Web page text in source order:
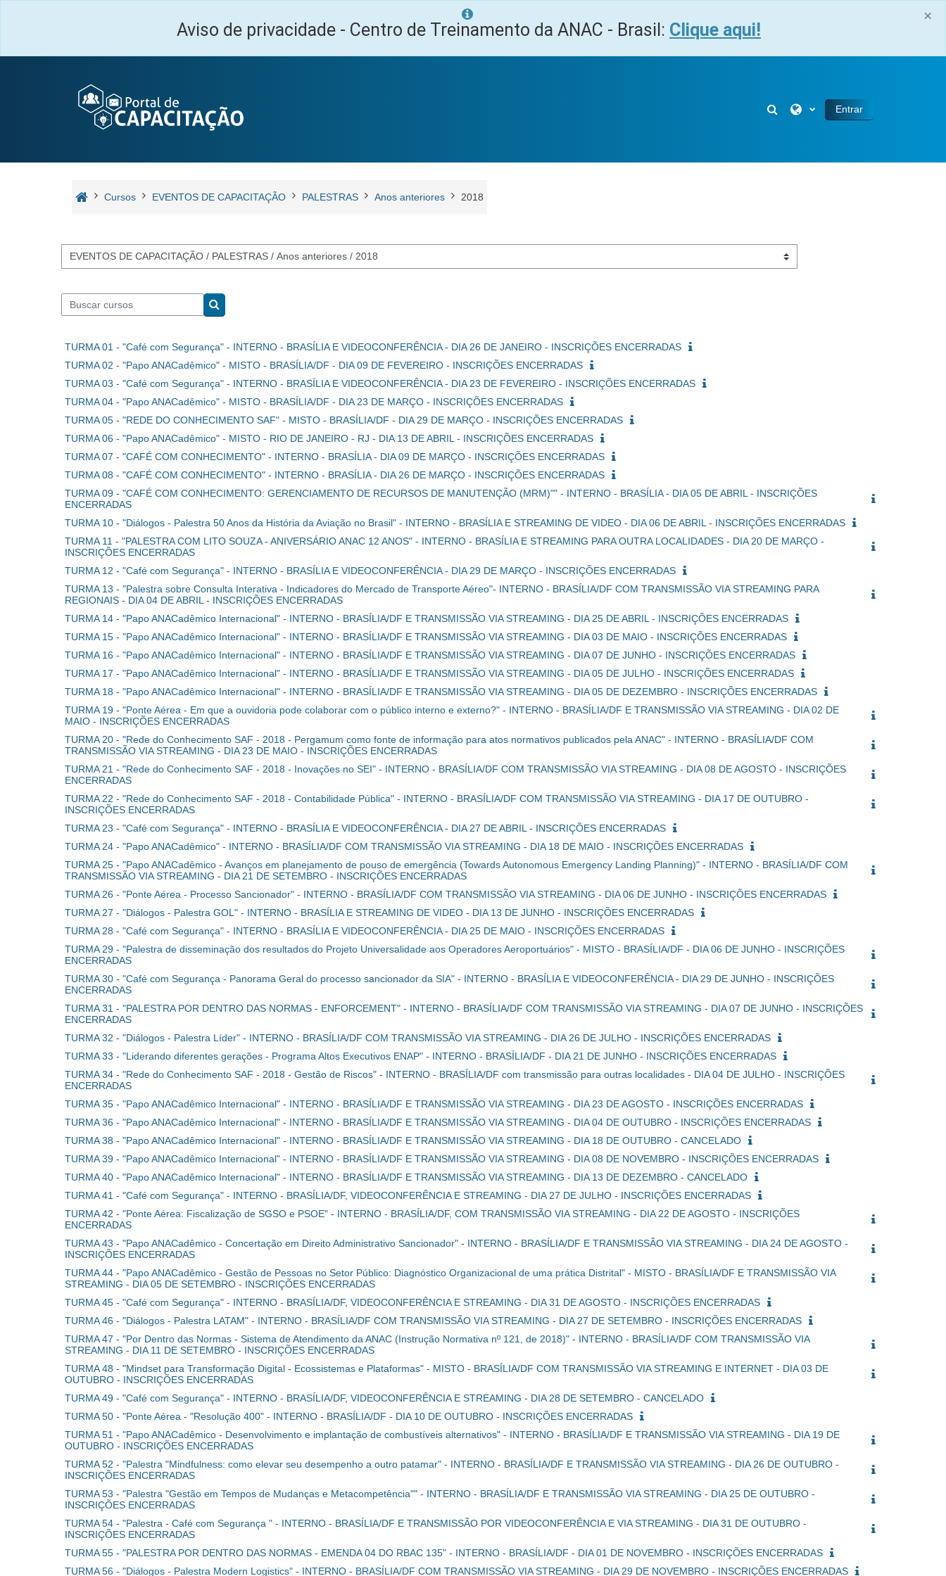
×
Aviso de privacidade - Centro de Treinamento da ANAC - Brasil: Clique aqui!
Alternar entrada de pesquisa
Entrar
Cursos EVENTOS DE CAPACITAÇÃO PALESTRAS Anos anteriores 2018
Categorias de Cursos
Buscar cursos
Buscar cursos
TURMA 01 - "Café com Segurança" - INTERNO - BRASÍLIA E VIDEOCONFERÊNCIA - DIA 26 DE JANEIRO - INSCRIÇÕES ENCERRADAS
TURMA 02 - "Papo ANACadêmico" - MISTO - BRASÍLIA/DF - DIA 09 DE FEVEREIRO - INSCRIÇÕES ENCERRADAS
TURMA 03 - "Café com Segurança" - INTERNO - BRASÍLIA E VIDEOCONFERÊNCIA - DIA 23 DE FEVEREIRO - INSCRIÇÕES ENCERRADAS
TURMA 04 - "Papo ANACadêmico" - MISTO - BRASÍLIA/DF - DIA 23 DE MARÇO - INSCRIÇÕES ENCERRADAS
TURMA 05 - "REDE DO CONHECIMENTO SAF" - MISTO - BRASÍLIA/DF - DIA 29 DE MARÇO - INSCRIÇÕES ENCERRADAS
TURMA 06 - "Papo ANACadêmico" - MISTO - RIO DE JANEIRO - RJ - DIA 13 DE ABRIL - INSCRIÇÕES ENCERRADAS
TURMA 07 - "CAFÉ COM CONHECIMENTO" - INTERNO - BRASÍLIA - DIA 09 DE MARÇO - INSCRIÇÕES ENCERRADAS
TURMA 08 - "CAFÉ COM CONHECIMENTO" - INTERNO - BRASÍLIA - DIA 26 DE MARÇO - INSCRIÇÕES ENCERRADAS
TURMA 09 - "CAFÉ COM CONHECIMENTO: GERENCIAMENTO DE RECURSOS DE MANUTENÇÃO (MRM)"" - INTERNO - BRASÍLIA - DIA 05 DE ABRIL - INSCRIÇÕES
ENCERRADAS
TURMA 10 - "Diálogos - Palestra 50 Anos da História da Aviação no Brasil" - INTERNO - BRASÍLIA E STREAMING DE VIDEO - DIA 06 DE ABRIL - INSCRIÇÕES ENCERRADAS
TURMA 11 - "PALESTRA COM LITO SOUZA - ANIVERSÁRIO ANAC 12 ANOS" - INTERNO - BRASÍLIA E STREAMING PARA OUTRA LOCALIDADES - DIA 20 DE MARÇO -
INSCRIÇÕES ENCERRADAS
TURMA 12 - "Café com Segurança" - INTERNO - BRASÍLIA E VIDEOCONFERÊNCIA - DIA 29 DE MARÇO - INSCRIÇÕES ENCERRADAS
TURMA 13 - "Palestra sobre Consulta Interativa - Indicadores do Mercado de Transporte Aéreo"- INTERNO - BRASÍLIA/DF COM TRANSMISSÃO VIA STREAMING PARA
REGIONAIS - DIA 04 DE ABRIL - INSCRIÇÕES ENCERRADAS
TURMA 14 - "Papo ANACadêmico Internacional" - INTERNO - BRASÍLIA/DF E TRANSMISSÃO VIA STREAMING - DIA 25 DE ABRIL - INSCRIÇÕES ENCERRADAS
TURMA 15 - "Papo ANACadêmico Internacional" - INTERNO - BRASÍLIA/DF E TRANSMISSÃO VIA STREAMING - DIA 03 DE MAIO - INSCRIÇÕES ENCERRADAS
TURMA 16 - "Papo ANACadêmico Internacional" - INTERNO - BRASÍLIA/DF E TRANSMISSÃO VIA STREAMING - DIA 07 DE JUNHO - INSCRIÇÕES ENCERRADAS
TURMA 17 - "Papo ANACadêmico Internacional" - INTERNO - BRASÍLIA/DF E TRANSMISSÃO VIA STREAMING - DIA 05 DE JULHO - INSCRIÇÕES ENCERRADAS
TURMA 18 - "Papo ANACadêmico Internacional" - INTERNO - BRASÍLIA/DF E TRANSMISSÃO VIA STREAMING - DIA 05 DE DEZEMBRO - INSCRIÇÕES ENCERRADAS
TURMA 19 - "Ponte Aérea - Em que a ouvidoria pode colaborar com o público interno e externo?" - INTERNO - BRASÍLIA/DF E TRANSMISSÃO VIA STREAMING - DIA 02 DE
MAIO - INSCRIÇÕES ENCERRADAS
TURMA 20 - "Rede do Conhecimento SAF - 2018 - Pergamum como fonte de informação para atos normativos publicados pela ANAC" - INTERNO - BRASÍLIA/DF COM
TRANSMISSÃO VIA STREAMING - DIA 23 DE MAIO - INSCRIÇÕES ENCERRADAS
TURMA 21 - "Rede do Conhecimento SAF - 2018 - Inovações no SEI" - INTERNO - BRASÍLIA/DF COM TRANSMISSÃO VIA STREAMING - DIA 08 DE AGOSTO - INSCRIÇÕES
ENCERRADAS
TURMA 22 - "Rede do Conhecimento SAF - 2018 - Contabilidade Pública" - INTERNO - BRASÍLIA/DF COM TRANSMISSÃO VIA STREAMING - DIA 17 DE OUTUBRO -
INSCRIÇÕES ENCERRADAS
TURMA 23 - "Café com Segurança" - INTERNO - BRASÍLIA E VIDEOCONFERÊNCIA - DIA 27 DE ABRIL - INSCRIÇÕES ENCERRADAS
TURMA 24 - "Papo ANACadêmico" - INTERNO - BRASÍLIA/DF COM TRANSMISSÃO VIA STREAMING - DIA 18 DE MAIO - INSCRIÇÕES ENCERRADAS
TURMA 25 - "Papo ANACadêmico - Avanços em planejamento de pouso de emergência (Towards Autonomous Emergency Landing Planning)" - INTERNO - BRASÍLIA/DF COM
TRANSMISSÃO VIA STREAMING - DIA 21 DE SETEMBRO - INSCRIÇÕES ENCERRADAS
TURMA 26 - "Ponte Aérea - Processo Sancionador" - INTERNO - BRASÍLIA/DF COM TRANSMISSÃO VIA STREAMING - DIA 06 DE JUNHO - INSCRIÇÕES ENCERRADAS
TURMA 27 - "Diálogos - Palestra GOL" - INTERNO - BRASÍLIA E STREAMING DE VIDEO - DIA 13 DE JUNHO - INSCRIÇÕES ENCERRADAS
TURMA 28 - "Café com Segurança" - INTERNO - BRASÍLIA E VIDEOCONFERÊNCIA - DIA 25 DE MAIO - INSCRIÇÕES ENCERRADAS
TURMA 29 - "Palestra de disseminação dos resultados do Projeto Universalidade aos Operadores Aeroportuários" - MISTO - BRASÍLIA/DF - DIA 06 DE JUNHO - INSCRIÇÕES
ENCERRADAS
TURMA 30 - "Café com Segurança - Panorama Geral do processo sancionador da SIA" - INTERNO - BRASÍLIA E VIDEOCONFERÊNCIA - DIA 29 DE JUNHO - INSCRIÇÕES
ENCERRADAS
TURMA 31 - "PALESTRA POR DENTRO DAS NORMAS - ENFORCEMENT" - INTERNO - BRASÍLIA/DF COM TRANSMISSÃO VIA STREAMING - DIA 07 DE JUNHO - INSCRIÇÕES
ENCERRADAS
TURMA 32 - "Diálogos - Palestra Líder" - INTERNO - BRASÍLIA/DF COM TRANSMISSÃO VIA STREAMING - DIA 26 DE JULHO - INSCRIÇÕES ENCERRADAS
TURMA 33 - "Liderando diferentes gerações - Programa Altos Executivos ENAP" - INTERNO - BRASÍLIA/DF - DIA 21 DE JUNHO - INSCRIÇÕES ENCERRADAS
TURMA 34 - "Rede do Conhecimento SAF - 2018 - Gestão de Riscos" - INTERNO - BRASÍLIA/DF com transmissão para outras localidades - DIA 04 DE JULHO - INSCRIÇÕES
ENCERRADAS
TURMA 35 - "Papo ANACadêmico Internacional" - INTERNO - BRASÍLIA/DF E TRANSMISSÃO VIA STREAMING - DIA 23 DE AGOSTO - INSCRIÇÕES ENCERRADAS
TURMA 36 - "Papo ANACadêmico Internacional" - INTERNO - BRASÍLIA/DF E TRANSMISSÃO VIA STREAMING - DIA 04 DE OUTUBRO - INSCRIÇÕES ENCERRADAS
TURMA 38 - "Papo ANACadêmico Internacional" - INTERNO - BRASÍLIA/DF E TRANSMISSÃO VIA STREAMING - DIA 18 DE OUTUBRO - CANCELADO
TURMA 39 - "Papo ANACadêmico Internacional" - INTERNO - BRASÍLIA/DF E TRANSMISSÃO VIA STREAMING - DIA 08 DE NOVEMBRO - INSCRIÇÕES ENCERRADAS
TURMA 40 - "Papo ANACadêmico Internacional" - INTERNO - BRASÍLIA/DF E TRANSMISSÃO VIA STREAMING - DIA 13 DE DEZEMBRO - CANCELADO
TURMA 41 - "Café com Segurança" - INTERNO - BRASÍLIA/DF, VIDEOCONFERÊNCIA E STREAMING - DIA 27 DE JULHO - INSCRIÇÕES ENCERRADAS
TURMA 42 - "Ponte Aérea: Fiscalização de SGSO e PSOE" - INTERNO - BRASÍLIA/DF, COM TRANSMISSÃO VIA STREAMING - DIA 22 DE AGOSTO - INSCRIÇÕES
ENCERRADAS
TURMA 43 - "Papo ANACadêmico - Concertação em Direito Administrativo Sancionador" - INTERNO - BRASÍLIA/DF E TRANSMISSÃO VIA STREAMING - DIA 24 DE AGOSTO -
INSCRIÇÕES ENCERRADAS
TURMA 44 - "Papo ANACadêmico - Gestão de Pessoas no Setor Público: Diagnóstico Organizacional de uma prática Distrital" - MISTO - BRASÍLIA/DF E TRANSMISSÃO VIA
STREAMING - DIA 05 DE SETEMBRO - INSCRIÇÕES ENCERRADAS
TURMA 45 - "Café com Segurança" - INTERNO - BRASÍLIA/DF, VIDEOCONFERÊNCIA E STREAMING - DIA 31 DE AGOSTO - INSCRIÇÕES ENCERRADAS
TURMA 46 - "Diálogos - Palestra LATAM" - INTERNO - BRASÍLIA/DF COM TRANSMISSÃO VIA STREAMING - DIA 27 DE SETEMBRO - INSCRIÇÕES ENCERRADAS
TURMA 47 - "Por Dentro das Normas - Sistema de Atendimento da ANAC (Instrução Normativa nº 121, de 2018)" - INTERNO - BRASÍLIA/DF COM TRANSMISSÃO VIA
STREAMING - DIA 11 DE SETEMBRO - INSCRIÇÕES ENCERRADAS
TURMA 48 - "Mindset para Transformação Digital - Ecossistemas e Plataformas" - MISTO - BRASÍLIA/DF COM TRANSMISSÃO VIA STREAMING E INTERNET - DIA 03 DE
OUTUBRO - INSCRIÇÕES ENCERRADAS
TURMA 49 - "Café com Segurança" - INTERNO - BRASÍLIA/DF, VIDEOCONFERÊNCIA E STREAMING - DIA 28 DE SETEMBRO - CANCELADO
TURMA 50 - "Ponte Aérea - "Resolução 400" - INTERNO - BRASÍLIA/DF - DIA 10 DE OUTUBRO - INSCRIÇÕES ENCERRADAS
TURMA 51 - "Papo ANACadêmico - Desenvolvimento e implantação de combustíveis alternativos" - INTERNO - BRASÍLIA/DF E TRANSMISSÃO VIA STREAMING - DIA 19 DE
OUTUBRO - INSCRIÇÕES ENCERRADAS
TURMA 52 - "Palestra "Mindfulness: como elevar seu desempenho a outro patamar" - INTERNO - BRASÍLIA/DF E TRANSMISSÃO VIA STREAMING - DIA 26 DE OUTUBRO -
INSCRIÇÕES ENCERRADAS
TURMA 53 - "Palestra "Gestão em Tempos de Mudanças e Metacompetência"" - INTERNO - BRASÍLIA/DF E TRANSMISSÃO VIA STREAMING - DIA 25 DE OUTUBRO -
INSCRIÇÕES ENCERRADAS
TURMA 54 - "Palestra - Café com Segurança " - INTERNO - BRASÍLIA/DF E TRANSMISSÃO POR VIDEOCONFERÊNCIA E VIA STREAMING - DIA 31 DE OUTUBRO -
INSCRIÇÕES ENCERRADAS
TURMA 55 - "PALESTRA POR DENTRO DAS NORMAS - EMENDA 04 DO RBAC 135" - INTERNO - BRASÍLIA/DF - DIA 01 DE NOVEMBRO - INSCRIÇÕES ENCERRADAS
TURMA 56 - "Diálogos - Palestra Modern Logistics" - INTERNO - BRASÍLIA/DF COM TRANSMISSÃO VIA STREAMING - DIA 29 DE NOVEMBRO - INSCRIÇÕES ENCERRADAS